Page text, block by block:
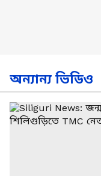
অন্যান্য ভিডিও